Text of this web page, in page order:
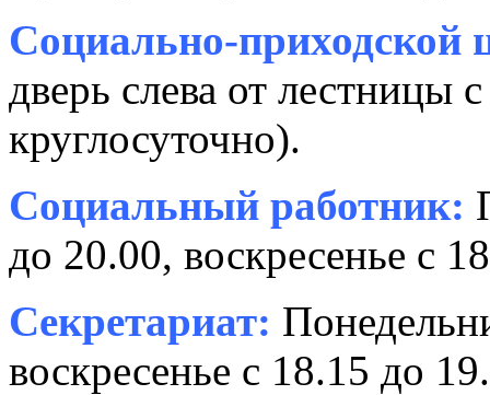
Социально-приходской
дверь слева от лестницы
круглосуточно).
Социальный работник:
до 20.00, воскресенье с
Секретариат:
воскресенье с 18.15 до